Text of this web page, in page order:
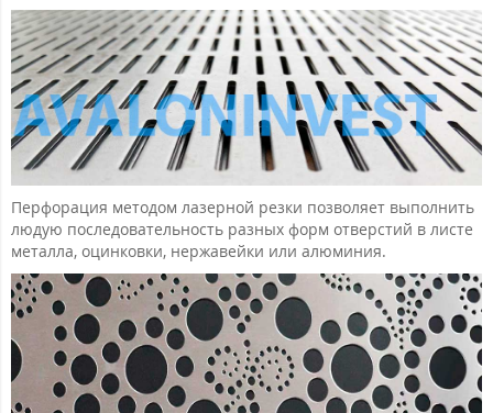
Перфорация методом лазерной резки позволяет выполнить
людую последовательность разных форм отверстий в листе
металла, оцинковки, нержавейки или алюминия.